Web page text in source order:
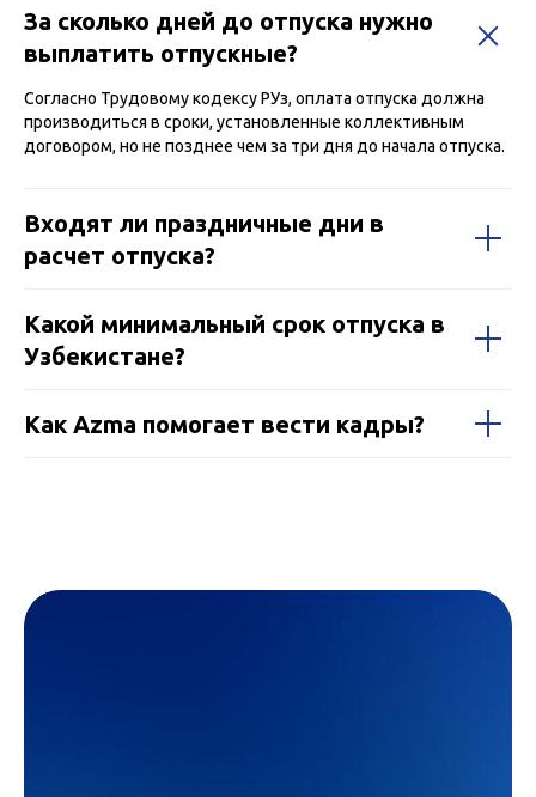
За сколько дней до отпуска нужно
выплатить отпускные?
Согласно Трудовому кодексу РУз, оплата отпуска должна
производиться в сроки, установленные коллективным
договором, но не позднее чем за три дня до начала отпуска.
Входят ли праздничные дни в
расчет отпуска?
Какой минимальный срок отпуска в
Узбекистане?
Как Azma помогает вести кадры?